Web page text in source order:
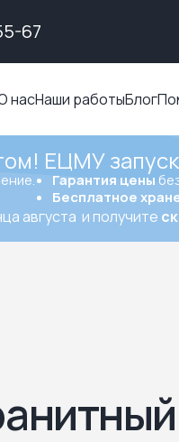
67
насНаши работыБлог
ЕЦМУ
Гарантия цены
Бесплатное
августа и получите